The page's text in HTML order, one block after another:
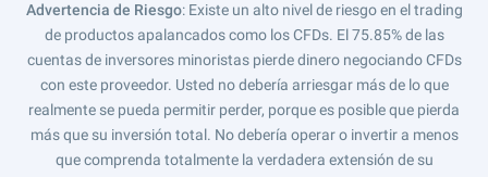
Advertencia de Riesgo: Existe un alto nivel de riesgo en el trading
de productos apalancados como los CFDs. El 75.85% de las
cuentas de inversores minoristas pierde dinero negociando CFDs
con este proveedor. Usted no debería arriesgar más de lo que
realmente se pueda permitir perder, porque es posible que pierda
más que su inversión total. No debería operar o invertir a menos
que comprenda totalmente la verdadera extensión de su